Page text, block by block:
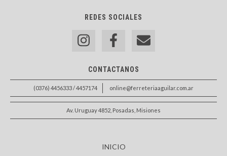
REDES SOCIALES
CONTACTANOS
(0376) 4456333 / 4457174 online@ferreteriaaguilar.com.ar
Av. Uruguay 4852, Posadas, Misiones
INICIO